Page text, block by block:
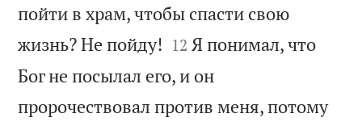
пойти в храм, чтобы спасти свою
жизнь? Не пойду! 

12 Я понимал, что
Бог не посылал его, и он
пророчествовал против меня, потому